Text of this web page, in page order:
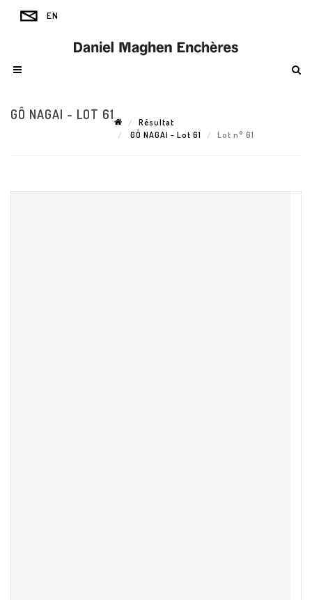
GÔ NAGAI - LOT 61
Résultat
GÔ NAGAI - Lot 61
Lot n° 61